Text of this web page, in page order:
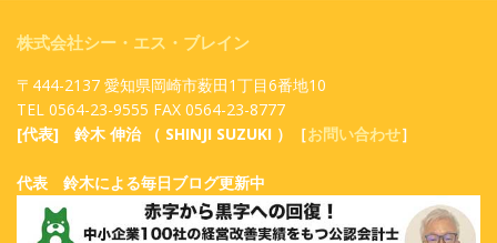
株式会社シー・エス・ブレイン
〒444-2137 愛知県岡崎市薮田1丁目6番地10
TEL 0564-23-9555 FAX 0564-23-8777
[代表] 鈴木 伸治 （ SHINJI SUZUKI ）［お問い合わせ］
代表 鈴木による毎日ブログ更新中